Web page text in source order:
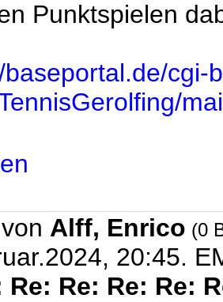
Punktspielen
baseportal.de/cgi-
Alff, Enrico (0
20:45.
Re: Re: Re: Re: